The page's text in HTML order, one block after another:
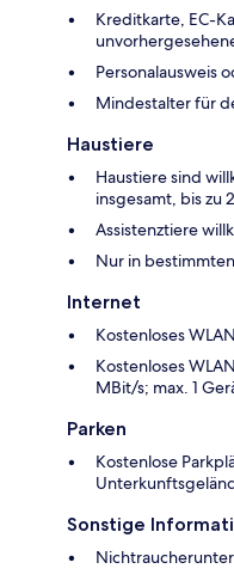
Kreditkarte, EC-
Personalausweis
Mindestalter für
Haustiere
Haustiere sind
insgesamt, bis zu
Assistenztiere
Nur in
Internet
Kostenloses
Kostenloses
MBit/s; max. 1
Parken
Kostenlose
Sonstige